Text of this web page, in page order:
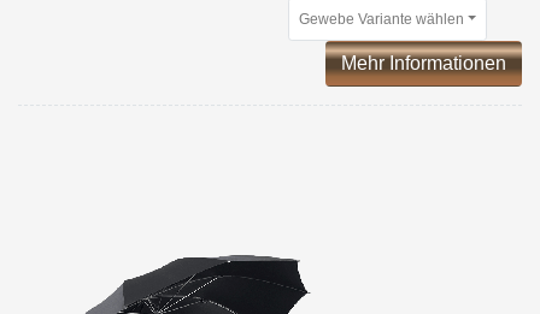
Gewebe Variante wählen
Mehr Informationen